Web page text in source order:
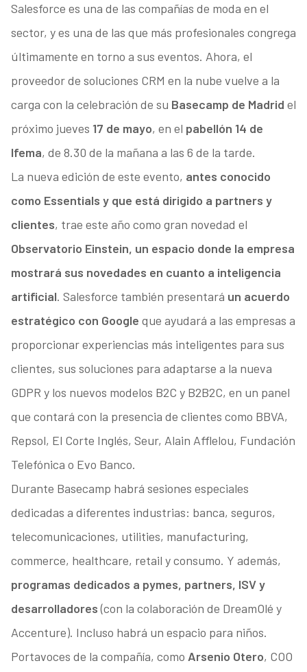
Salesforce es una de las compañías de moda en el
sector, y es una de las que más profesionales congrega
últimamente en torno a sus eventos. Ahora, el
proveedor de soluciones CRM en la nube vuelve a la
carga con la celebración de su Basecamp de Madrid el
próximo jueves 17 de mayo, en el pabellón 14 de
Ifema, de 8.30 de la mañana a las 6 de la tarde.
La nueva edición de este evento, antes conocido
como Essentials y que está dirigido a partners y
clientes, trae este año como gran novedad el
Observatorio Einstein, un espacio donde la empresa
mostrará sus novedades en cuanto a inteligencia
artificial. Salesforce también presentará un acuerdo
estratégico con Google que ayudará a las empresas a
proporcionar experiencias más inteligentes para sus
clientes, sus soluciones para adaptarse a la nueva
GDPR y los nuevos modelos B2C y B2B2C, en un panel
que contará con la presencia de clientes como BBVA,
Repsol, El Corte Inglés, Seur, Alain Afflelou, Fundación
Telefónica o Evo Banco.
Durante Basecamp habrá sesiones especiales
dedicadas a diferentes industrias: banca, seguros,
telecomunicaciones, utilities, manufacturing,
commerce, healthcare, retail y consumo. Y además,
programas dedicados a pymes, partners, ISV y
desarrolladores(con la colaboración de DreamOlé y
Accenture). Incluso habrá un espacio para niños.
Portavoces de la compañía, como Arsenio Otero, COO